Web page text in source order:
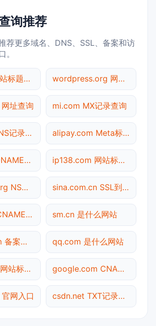
询推荐
荐更多域名、DNS、SSL、备案和访
。
163.com 网站标题查询 wordpress.org 网址查询
址查询 mi.com MX记录查询
zhihu.com NS记录查询 alipay.com Meta标签查询
bing.com CNAME查询 ip138.com 网站标题查询
wikipedia.org NS记录查询 sina.com.cn SSL到期检测
sohu.com CNAME查询 sm.cn 是什么网站
huawei.com 备案信息查询 qq.com 是什么网站
aliyun.com 网站标题查询 google.com CNAME查询
网入口 csdn.net TXT记录查询